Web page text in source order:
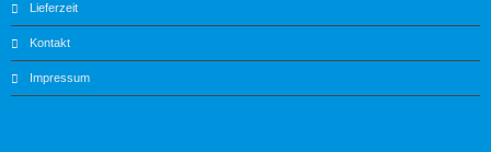
Lieferzeit
Kontakt
Impressum